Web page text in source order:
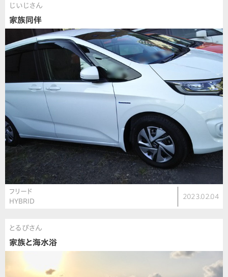
じいじさん
家族同伴
フリード
HYBRID
2023.02.04
とるぴさん
家族と海水浴